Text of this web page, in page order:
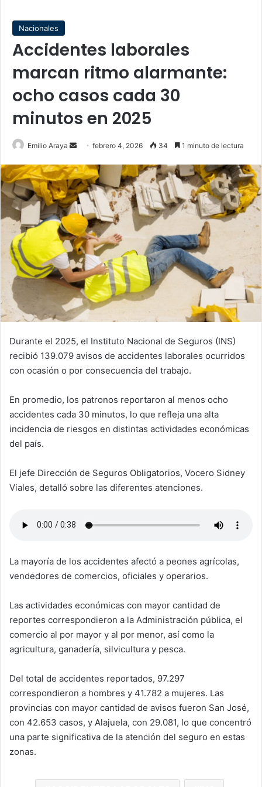
Nacionales
Accidentes laborales
marcan ritmo alarmante:
ocho casos cada 30
minutos en 2025
Emilio Araya
Send
email
febrero 4, 2026 34 1 minuto de lectura
Durante el 2025, el Instituto Nacional de Seguros (INS)
recibió 139.079 avisos de accidentes laborales ocurridos
con ocasión o por consecuencia del trabajo.
En promedio, los patronos reportaron al menos ocho
accidentes cada 30 minutos, lo que refleja una alta
incidencia de riesgos en distintas actividades económicas
del país.
El jefe Dirección de Seguros Obligatorios, Vocero Sidney
Viales, detalló sobre las diferentes atenciones.
La mayoría de los accidentes afectó a peones agrícolas,
vendedores de comercios, oficiales y operarios.
Las actividades económicas con mayor cantidad de
reportes correspondieron a la Administración pública, el
comercio al por mayor y al por menor, así como la
agricultura, ganadería, silvicultura y pesca.
Del total de accidentes reportados, 97.297
correspondieron a hombres y 41.782 a mujeres. Las
provincias con mayor cantidad de avisos fueron San José,
con 42.653 casos, y Alajuela, con 29.081, lo que concentró
una parte significativa de la atención del seguro en estas
zonas.